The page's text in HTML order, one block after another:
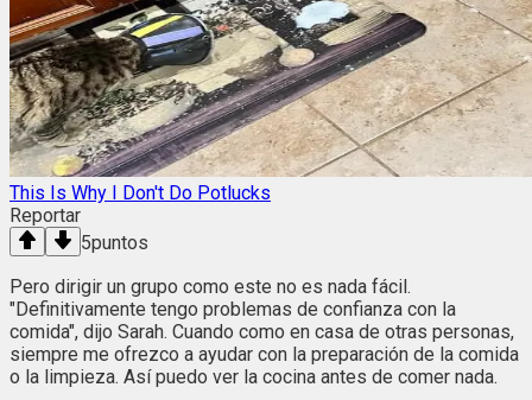
This Is Why I Don't Do Potlucks
Reportar
5puntos
Pero dirigir un grupo como este no es nada fácil.
"Definitivamente tengo problemas de confianza con la
comida", dijo Sarah. Cuando como en casa de otras personas,
siempre me ofrezco a ayudar con la preparación de la comida
o la limpieza. Así puedo ver la cocina antes de comer nada.